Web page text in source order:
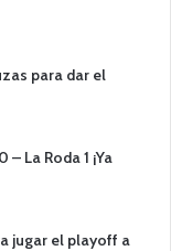
para dar el
La Roda 1 ¡Ya
jugar el playoff a